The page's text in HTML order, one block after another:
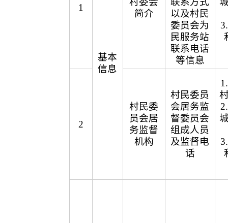
1
基本
信息
简介
以及村民
委员会为
民服务站
联系电话
等信息
2
村民委
员会居
务监督
机构
村民委员
会居务监
督委员会
组成人员
及监督电
话